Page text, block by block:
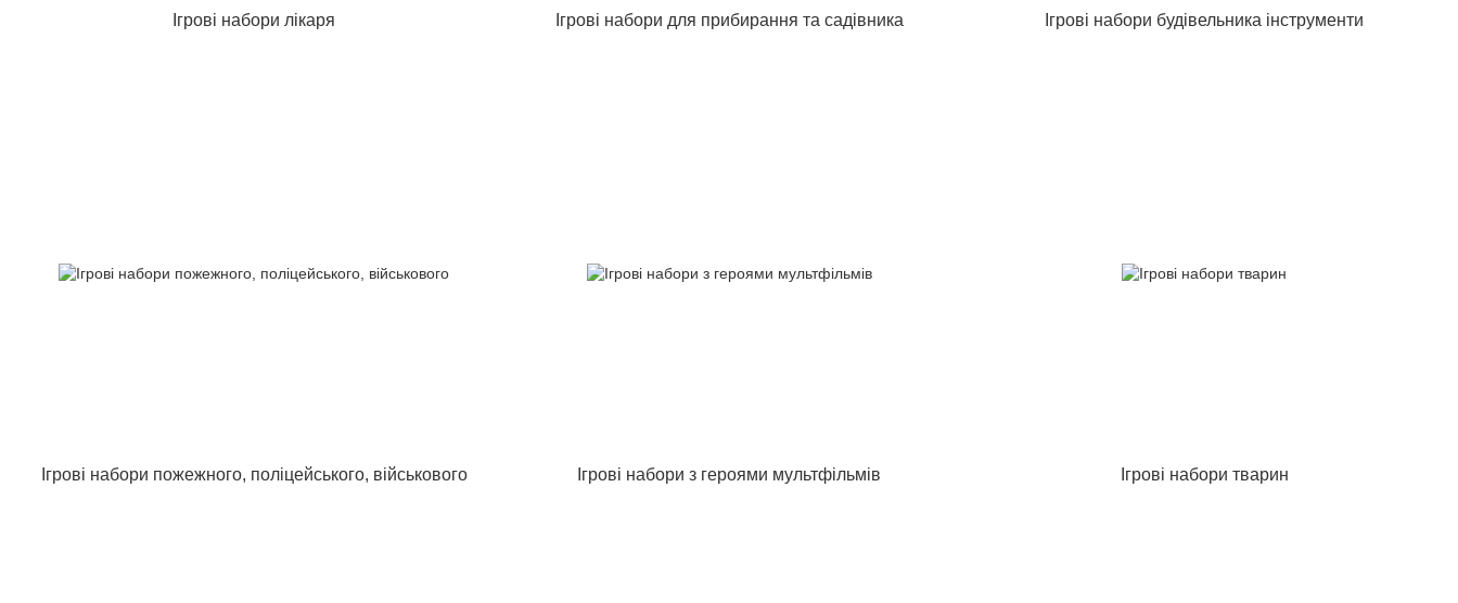
Ігрові набори лікаря Ігрові набори для прибирання та садівника Ігрові набори будівельника інструменти
Ігрові набори пожежного, поліцейського, військового Ігрові набори з героями мультфільмів Ігрові набори тварин